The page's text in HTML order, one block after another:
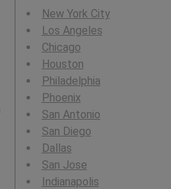
New York City
Los Angeles
Chicago
Houston
Philadelphia
Phoenix
San Antonio
San Diego
Dallas
San Jose
Indianapolis